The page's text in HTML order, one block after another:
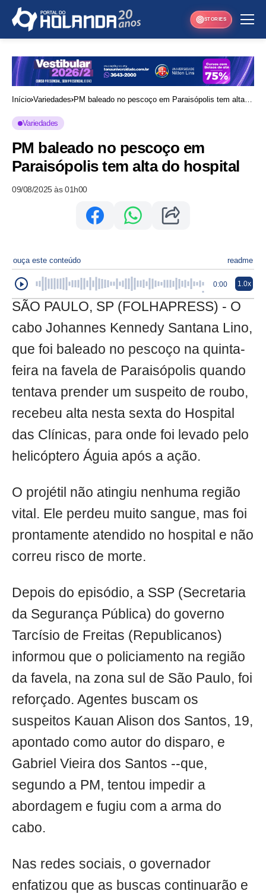
STORIES
Início Variedades PM baleado no pescoço em Paraisópolis tem alta
Variedades
PM baleado no pescoço em
Paraisópolis tem alta do hospital
09/08/2025 às 01h00
ouça este conteúdo readme
0:00 1.0x
SÃO PAULO, SP (FOLHAPRESS) - O
cabo Johannes Kennedy Santana Lino,
que foi baleado no pescoço na quinta-
feira na favela de Paraisópolis quando
tentava prender um suspeito de roubo,
recebeu alta nesta sexta do Hospital
das Clínicas, para onde foi levado pelo
helicóptero Águia após a ação.
O projétil não atingiu nenhuma região
vital. Ele perdeu muito sangue, mas foi
prontamente atendido no hospital e não
correu risco de morte.
Depois do episódio, a SSP (Secretaria
da Segurança Pública) do governo
Tarcísio de Freitas (Republicanos)
informou que o policiamento na região
da favela, na zona sul de São Paulo, foi
reforçado. Agentes buscam os
suspeitos Kauan Alison dos Santos, 19,
apontado como autor do disparo, e
Gabriel Vieira dos Santos --que,
segundo a PM, tentou impedir a
abordagem e fugiu com a arma do
cabo.
Nas redes sociais, o governador
enfatizou que as buscas continuarão e